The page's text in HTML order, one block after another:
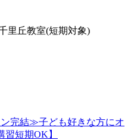
里丘教室(短期対象)
完結≫子ども好きな方にオ
短期OK】